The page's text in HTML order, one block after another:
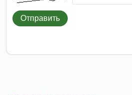
Отправить